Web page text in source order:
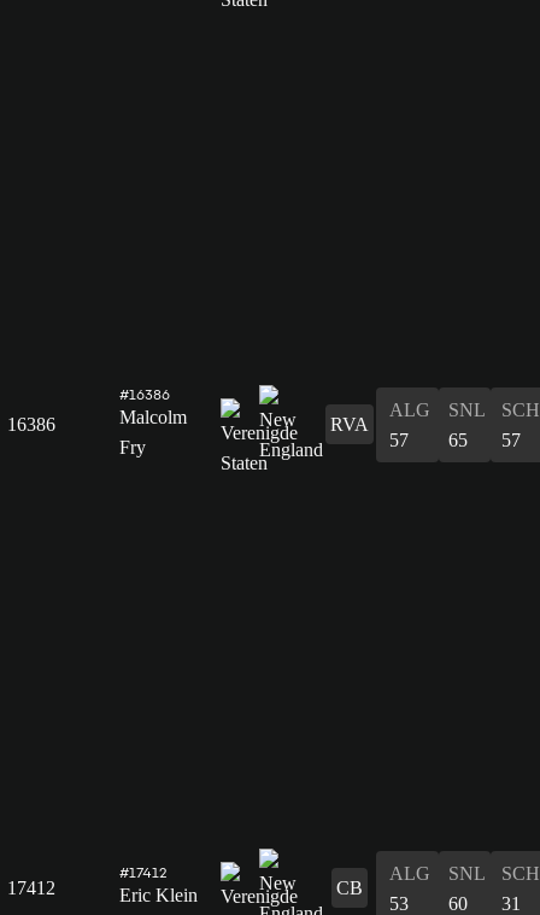
16386
#16386
Malcolm
Fry
RVA
ALG
57
SNL
65
SCH
57
17412
#17412
Eric Klein CB
ALG
53
SNL
60
SCH
31